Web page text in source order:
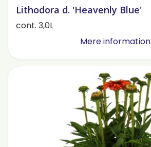
Lithodora d. 'Heavenly Blue'
cont. 3,0L
Mere information